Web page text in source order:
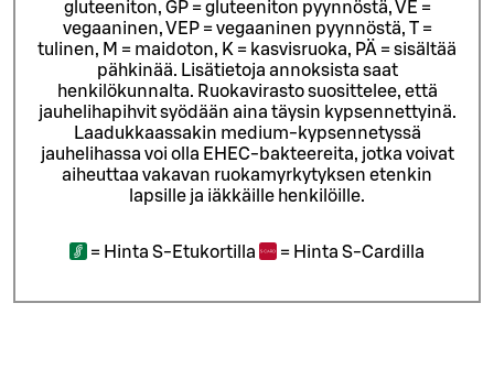
gluteeniton, GP = gluteeniton pyynnöstä, VE =
vegaaninen, VEP = vegaaninen pyynnöstä, T =
tulinen, M = maidoton, K = kasvisruoka, PÄ = sisältää
pähkinää. Lisätietoja annoksista saat
henkilökunnalta. Ruokavirasto suosittelee, että
jauhelihapihvit syödään aina täysin kypsennettyinä.
Laadukkaassakin medium-kypsennetyssä
jauhelihassa voi olla EHEC-bakteereita, jotka voivat
aiheuttaa vakavan ruokamyrkytyksen etenkin
lapsille ja iäkkäille henkilöille.
= Hinta S-Etukortilla = Hinta S-Cardilla